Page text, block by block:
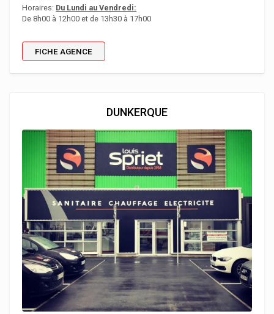
Horaires: Du Lundi au Vendredi:
De 8h00 à 12h00 et de 13h30 à 17h00
FICHE AGENCE
DUNKERQUE